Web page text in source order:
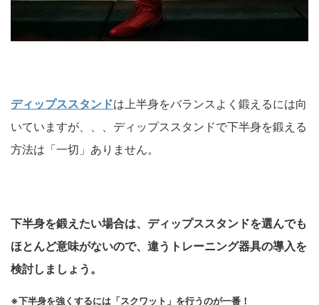
ディップススタンドは上半身をバランスよく鍛えるには向
いていますが、、、ディップススタンドで下半身を鍛える
方法は「一切」ありません。
下半身を鍛えたい場合は、ディップススタンドを選んでも
ほとんど意味がないので、違うトレーニング器具の導入を
検討しましょう。
※下半身を強くするには「スクワット」を行うのが一番！